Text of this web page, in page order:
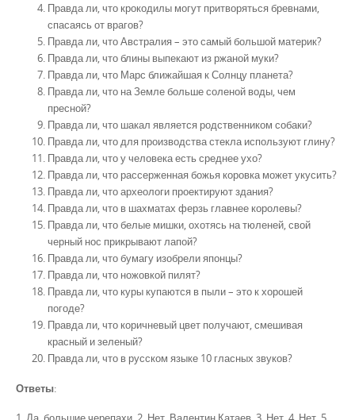
Правда ли, что крокодилы могут притворяться бревнами,
спасаясь от врагов?
Правда ли, что Австралия – это самый большой материк?
Правда ли, что блины выпекают из ржаной муки?
Правда ли, что Марс ближайшая к Солнцу планета?
Правда ли, что на Земле больше соленой воды, чем
пресной?
Правда ли, что шакал является родственником собаки?
Правда ли, что для производства стекла используют глину?
Правда ли, что у человека есть среднее ухо?
Правда ли, что рассерженная божья коровка может укусить?
Правда ли, что археологи проектируют здания?
Правда ли, что в шахматах ферзь главнее королевы?
Правда ли, что белые мишки, охотясь на тюленей, свой
черный нос прикрывают лапой?
Правда ли, что бумагу изобрели японцы?
Правда ли, что ножовкой пилят?
Правда ли, что куры купаются в пыли – это к хорошей
погоде?
Правда ли, что коричневый цвет получают, смешивая
красный и зеленый?
Правда ли, что в русском языке 10 гласных звуков?
Ответы: